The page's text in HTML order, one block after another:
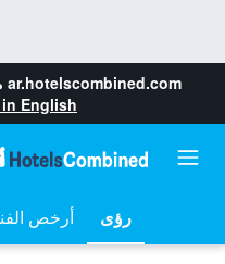
ar.hotelscombined.com
English
رؤى أرخص